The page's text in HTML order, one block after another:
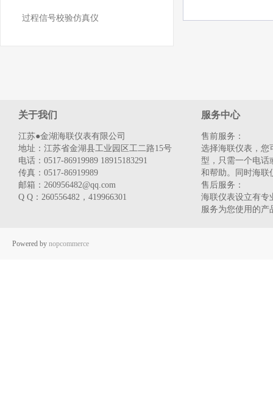
过程信号校验仿真仪
关于我们
江苏●金湖海联仪表有限公司
地址：江苏省金湖县工业园区工二路15号
电话：0517-86919989 18915183291
传真：0517-86919989
邮箱：260956482@qq.com
Q Q：260556482，419966301
服务中心
售前服务：
选择海联仪表，您
型，只需一个电话
和帮助。同时海联
售后服务：
海联仪表设立有专
服务为您使用的产
Powered by nopcommerce